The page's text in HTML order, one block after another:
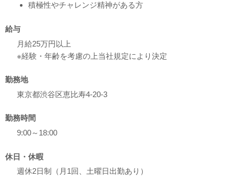
積極性やチャレンジ精神がある方
給与
月給25万円以上
※経験・年齢を考慮の上当社規定により決定
勤務地
東京都渋谷区恵比寿4-20-3
勤務時間
9:00～18:00
休日・休暇
週休2日制（月1回、土曜日出勤あり）